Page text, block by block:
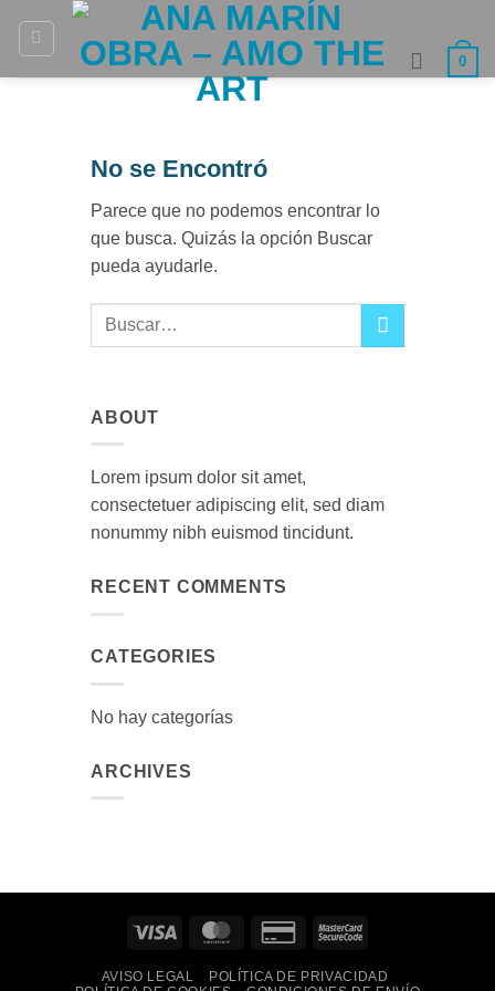
0
No se Encontró
Parece que no podemos encontrar lo
que busca. Quizás la opción Buscar
pueda ayudarle.
ABOUT
Lorem ipsum dolor sit amet,
consectetuer adipiscing elit, sed diam
nonummy nibh euismod tincidunt.
RECENT COMMENTS
CATEGORIES
No hay categorías
ARCHIVES
Visa MasterCardCredit
2
MasterCard
AVISO LEGAL
POLÍTICA DE PRIVACIDAD